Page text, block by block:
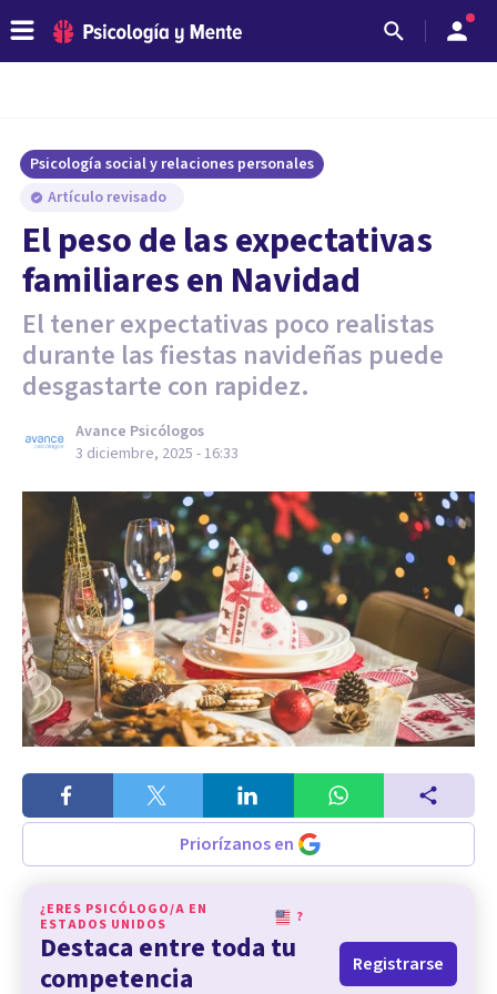
Psicología social y relaciones personales
Artículo revisado
El peso de las expectativas
familiares en Navidad
El tener expectativas poco realistas
durante las fiestas navideñas puede
desgastarte con rapidez.
Avance Psicólogos
3 diciembre, 2025 - 16:33
Priorízanos en
¿ERES PSICÓLOGO/A EN
ESTADOS UNIDOS
?
Destaca entre toda tu
competencia
Registrarse